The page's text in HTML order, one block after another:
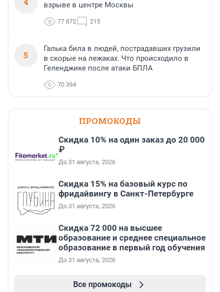
взрыве в центре Москвы
77 872 215
5
Галька била в людей, пострадавших грузили
в скорые на лежаках. Что происходило в
Геленджике после атаки БПЛА
70 394
ПРОМОКОДЫ
Скидка 10% на один заказ до 20 000
₽
До 31 августа, 2026
Скидка 15% на базовый курс по
фридайвингу в Санкт-Петербурге
До 31 августа, 2026
Скидка 72 000 на высшее
образование и среднее специальное
образование в первый год обучения
До 31 августа, 2026
Все промокоды